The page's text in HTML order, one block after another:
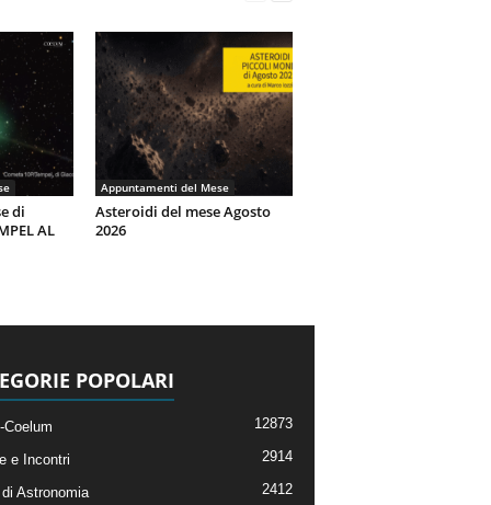
di
AL
Appuntamenti del Mese
Asteroidi del mese Agosto
2026
POPOLARI
Coelum 12873
e Incontri 2914
Astronomia 2412